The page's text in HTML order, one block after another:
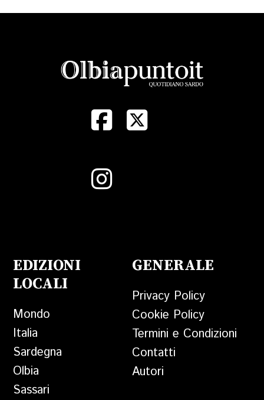
EDIZIONI
LOCALI
Mondo
Italia
Sardegna
Olbia
Sassari
GENERALE
Privacy Policy
Cookie Policy
Termini e Condizioni
Contatti
Autori